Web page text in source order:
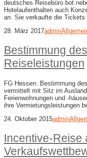
deutsches Reisebüro bot
Hotelaufenthalten auch
an. Sie verkaufte die
28. März 2017admin
Bestimmung
Reiseleistungen
FG Hessen: Bestimmung
vermittelt mit Sitz im
Ferienwohnungen und -
ihre Vermietungsleistungen
24. Oktober 2015admin
Incentive-Reise